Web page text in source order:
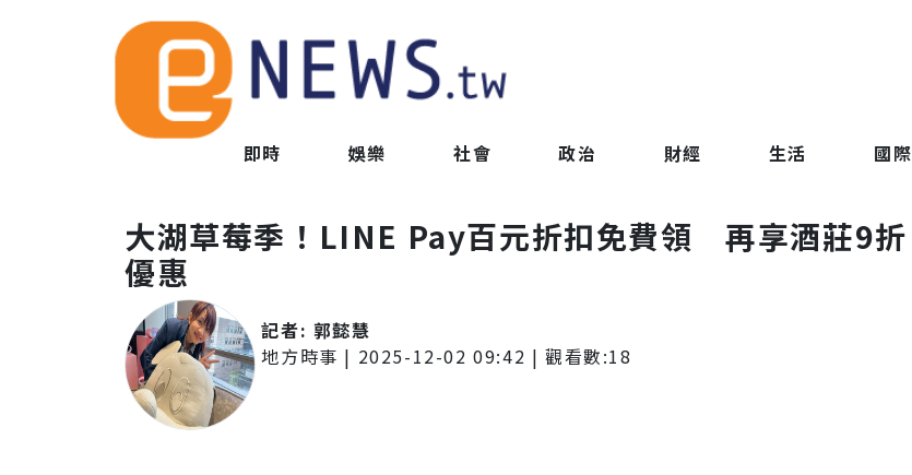
即時 娛樂 社會 政治 財經 生活 國際
大湖草莓季！LINE Pay百元折扣免費領 再享酒莊9折
優惠
記者: 郭懿慧
地方時事 | 2025-12-02 09:42 | 觀看數:18